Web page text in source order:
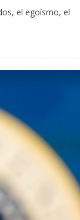
el egoísmo, el